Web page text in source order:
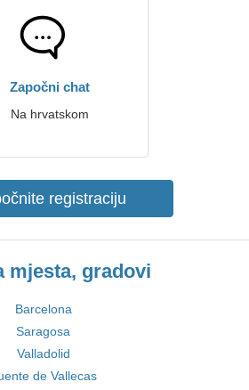
Započni chat
Na hrvatskom
registraciju
mjesta, gradovi
Barcelona
Saragosa
Valladolid
de Vallecas